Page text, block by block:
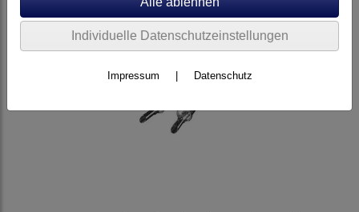
Individuelle Datenschutzeinstellungen
Impressum Datenschutz